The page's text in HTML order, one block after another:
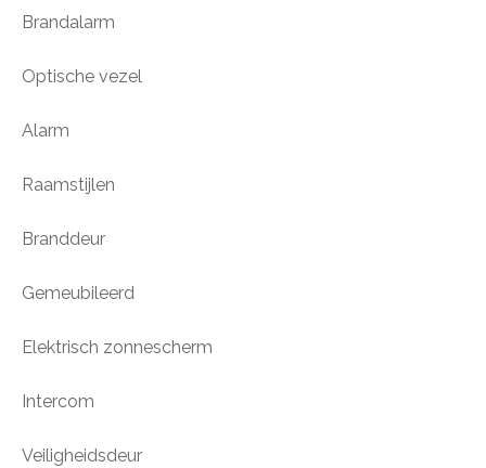
Brandalarm
Optische vezel
Alarm
Raamstijlen
Branddeur
Gemeubileerd
Elektrisch zonnescherm
Intercom
Veiligheidsdeur